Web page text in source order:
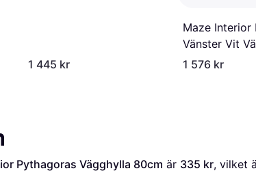
1 445 kr
Maze Interior
Vänster Vit
21cm
1 576 kr
Pythagoras Vägghylla 80cm är 335 kr, vilket